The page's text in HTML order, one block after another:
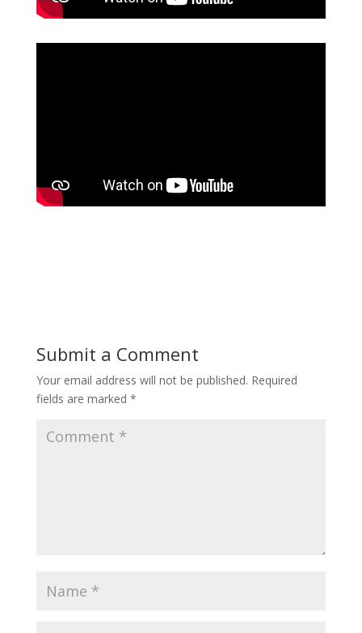
Submit a Comment
Your email address will not be published. Required
fields are marked *